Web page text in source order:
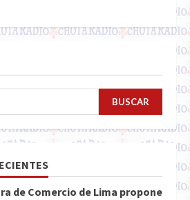
BUSCAR
de Comercio de Lima propone